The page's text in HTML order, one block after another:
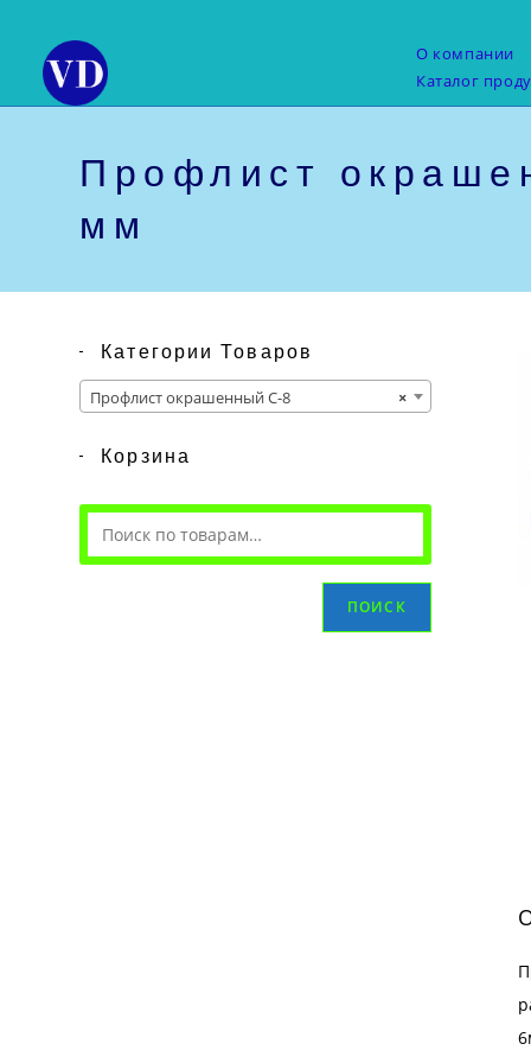
содержимому
О компании
Каталог
Профлист
мм
Категории Товаров
×
Профлист окрашенный С-8
Корзина
ПОИСК